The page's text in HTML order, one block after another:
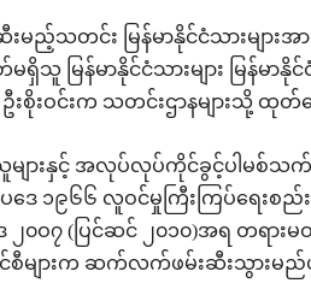
မည့်သတင်း မြန်မာနိုင်ငံသားများ
ြန်မာနိုင်ငံသားများ မြန်မာ
းဝင်းက သတင်းဌာနများသို့ ထုတ်ဖ
များနှင့် အလုပ်လုပ်ကိုင်ခွင့်ပါမစ်
ေ ၁၉၆၆ လူဝင်မှုကြီးကြပ်ရေးစည်
၂၀ဝ၇ (ပြင်ဆင် ၂၀၁၀)အရ တရားမဝ
များက ဆက်လက်ဖမ်းဆီးသွားမည်